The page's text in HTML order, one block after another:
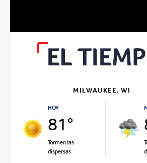
MILWAUKEE, WI
HOY
81°
Tormentas
dispersas